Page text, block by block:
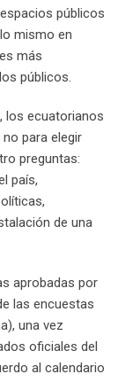
públicos
mismo en
más
públicos.
los ecuatorianos
para elegir
preguntas:
país,
de una
aprobadas por
las encuestas
una vez
oficiales del
al calendario